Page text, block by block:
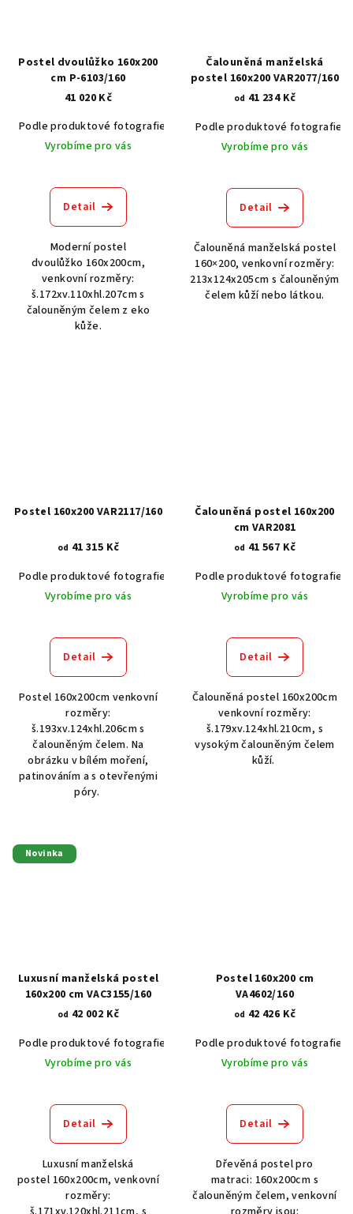
Postel dvoulůžko 160x200
cm P-6103/160
41 020 Kč
Podle produktové fotografie
Akát vintage BT1551
Dub světlý
Vyrobíme pro vás
Detail
Moderní postel
dvoulůžko 160x200cm,
venkovní rozměry:
š.172xv.110xhl.207cm s
čalouněným čelem z eko
kůže.
Čalouněná manželská
postel 160x200 VAR2077/160
od 41 234 Kč
Podle produktové fotografie
Vyrobíme pro vás
Detail
Čalouněná manželská postel
160×200, venkovní rozměry:
213x124x205cm s čalouněným
čelem kůží nebo látkou.
Postel 160x200 VAR2117/160
od 41 315 Kč
Podle produktové fotografie
Bílá Bílá s patinou BT9001-A6
Vyrobíme pro vás
Detail
Postel 160x200cm venkovní
rozměry:
š.193xv.124xhl.206cm s
čalouněným čelem. Na
obrázku v bílém moření,
patinováním a s otevřenými
póry.
Čalouněná postel 160x200
cm VAR2081
od 41 567 Kč
Podle produktové fotografie
Vyrobíme pro vás
Detail
Čalouněná postel 160x200cm
venkovní rozměry:
š.179xv.124xhl.210cm, s
vysokým čalouněným čelem
kůží.
Novinka
Luxusní manželská postel
160x200 cm VAC3155/160
od 42 002 Kč
Podle produktové fotografie
Bílá Bílá s patinou BT9001-A6
Vyrobíme pro vás
Detail
Luxusní manželská
postel 160x200cm, venkovní
rozměry:
Postel 160x200 cm
VA4602/160
od 42 426 Kč
Podle produktové fotografie
Vyrobíme pro vás
Detail
Dřevěná postel pro
matraci: 160x200cm s
čalouněným čelem, venkovní